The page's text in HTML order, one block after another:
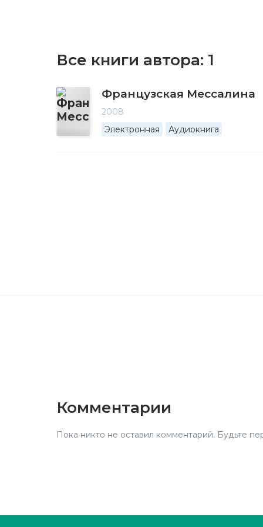
Все книги автора: 1
Французская Мессалина
2008
Электронная
Аудиокнига
Комментарии
Пока никто не оставил комментарий. Будьте